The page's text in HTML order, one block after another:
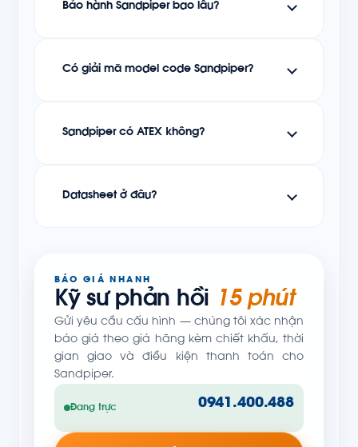
Bảo hành Sandpiper bao lâu?
Có giải mã model code Sandpiper?
Sandpiper có ATEX không?
Datasheet ở đâu?
BÁO GIÁ NHANH
Kỹ sư phản hồi 15 phút
Gửi yêu cầu cấu hình — chúng tôi xác nhận
báo giá theo giá hãng kèm chiết khấu, thời
gian giao và điều kiện thanh toán cho
Sandpiper.
Đang trực 0941.400.488